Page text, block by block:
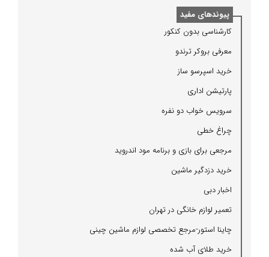
پیوندهای مفید
كارشناسی بدون كنكور
معرفی بروكر ترندو
خرید اسپرسو ساز
پارتیشن اداری
سرویس خواب دو نفره
چراغ خطی
مرجعی برای بازی و برنامه مود اندروید
خرید دزدگیر ماشین
اخبار دبی
تعمیر لوازم خانگی در تهران
چاینا استور-مرجع تخصصی لوازم ماشین چینی
خرید طلای آب شده